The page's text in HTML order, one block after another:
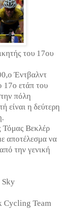
του 17ου
Έντβαλντ
17ο ετάπ του
πόλη
είναι η δεύτερη
Τόμας Βεκλέρ
αποτέλεσμα να
την γενική
Sky
Cycling Team